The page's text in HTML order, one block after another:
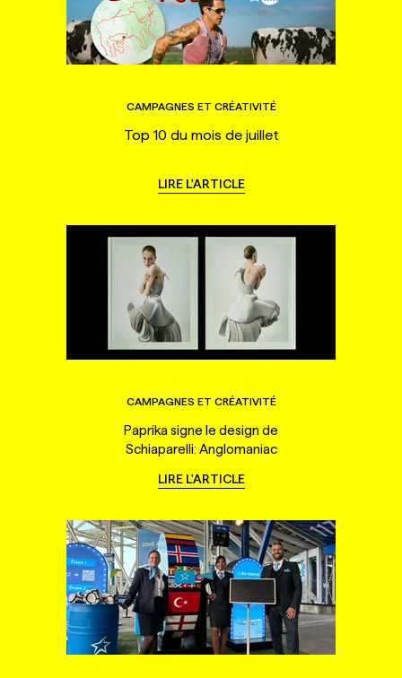
CAMPAGNES ET CRÉATIVITÉ
Top 10 du mois de juillet
LIRE L'ARTICLE
CAMPAGNES ET CRÉATIVITÉ
Paprika signe le design de
Schiaparelli: Anglomaniac
LIRE L'ARTICLE